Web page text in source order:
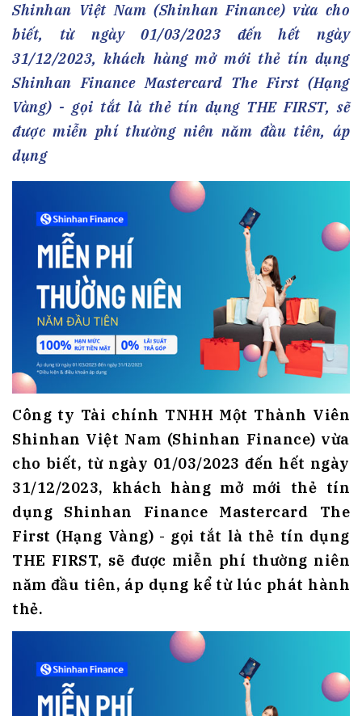
Shinhan Việt Nam (Shinhan Finance) vừa cho
biết, từ ngày 01/03/2023 đến hết ngày
31/12/2023, khách hàng mở mới thẻ tín dụng
Shinhan Finance Mastercard The First (Hạng
Vàng) - gọi tắt là thẻ tín dụng THE FIRST, sẽ
được miễn phí thường niên năm đầu tiên, áp
dụng
Công ty Tài chính TNHH Một Thành Viên
Shinhan Việt Nam (Shinhan Finance) vừa
cho biết, từ ngày 01/03/2023 đến hết ngày
31/12/2023, khách hàng mở mới thẻ tín
dụng Shinhan Finance Mastercard The
First (Hạng Vàng) - gọi tắt là thẻ tín dụng
THE FIRST, sẽ được miễn phí thường niên
năm đầu tiên, áp dụng kể từ lúc phát hành
thẻ.